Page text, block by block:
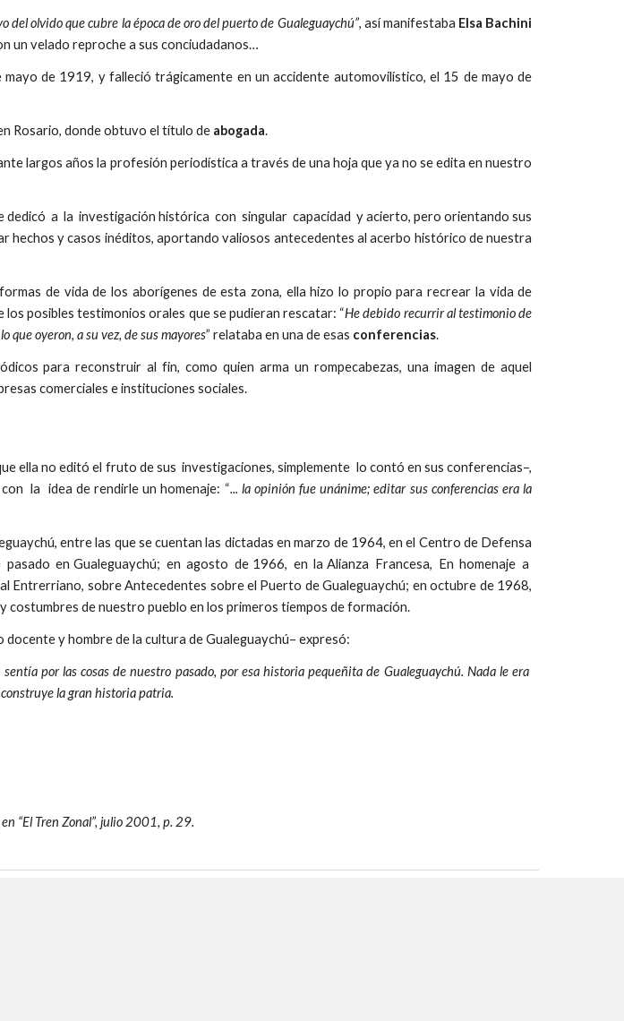
del olvido que cubre la época de oro del puerto de Gualeguaychú”, así manifestaba Elsa Bachini
un velado reproche a sus conciudadanos…
mayo de 1919, y falleció trágicamente en un accidente automovilístico, el 15 de mayo de
Rosario, donde obtuvo el título de abogada.
largos años la profesión periodística a través de una hoja que ya no se edita en nuestro
dedicó a la investigación histórica con singular capacidad y acierto, pero orientando sus
hechos y casos inéditos, aportando valiosos antecedentes al acerbo histórico de nuestra
de vida de los aborígenes de esta zona, ella hizo lo propio para recrear la vida de
posibles testimonios orales que se pudieran rescatar: “He debido recurrir al testimonio de
que oyeron, a su vez, de sus mayores” relataba en una de esas conferencias.
para reconstruir al fin, como quien arma un rompecabezas, una imagen de aquel
comerciales e instituciones sociales.
ella no editó el fruto de sus investigaciones, simplemente lo contó en sus conferencias–,
la idea de rendirle un homenaje: “... la opinión fue unánime; editar sus conferencias era la
entre las que se cuentan las dictadas en marzo de 1964, en el Centro de Defensa
en Gualeguaychú; en agosto de 1966, en la Alianza Francesa, En homenaje a
sobre Antecedentes sobre el Puerto de Gualeguaychú; en octubre de 1968,
de nuestro pueblo en los primeros tiempos de formación.
y hombre de la cultura de Gualeguaychú– expresó:
por las cosas de nuestro pasado, por esa historia pequeñita de Gualeguaychú. Nada le era
la gran historia patria.
“El Tren Zonal”, julio 2001, p. 29.